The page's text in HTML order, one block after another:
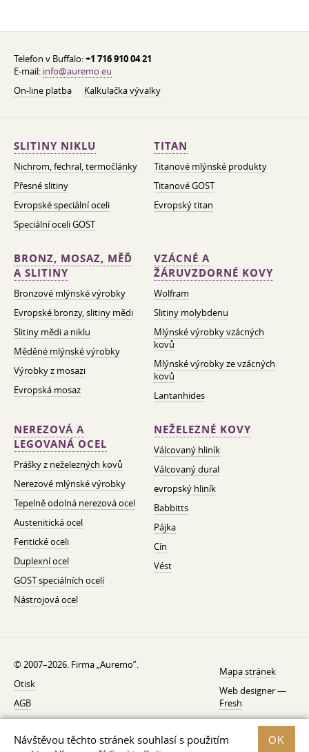
Návštěvou těchto stránek souhlasí s použitím
OK
Telefon v Buffalo:+1 716 910 04 21
E-mail: info@auremo.eu
On-line platba
Kalkulačka vývalky
SLITINY NIKLU
Nichrom, fechral, termočlánky
Přesné slitiny
Evropské speciální oceli
Speciální oceli GOST
TITAN
Titanové mlýnské produkty
Titanové GOST
Evropský titan
BRONZ, MOSAZ, MĚĎ
A SLITINY
Bronzové mlýnské výrobky
Evropské bronzy, slitiny mědi
Slitiny mědi a niklu
Měděné mlýnské výrobky
Výrobky z mosazi
Evropská mosaz
VZÁCNÉ A
ŽÁRUVZDORNÉ KOVY
Wolfram
Slitiny molybdenu
Mlýnské výrobky vzácných
kovů
Mlýnské výrobky ze vzácných
kovů
Lantanhides
NEREZOVÁ A
LEGOVANÁ OCEL
Prášky z neželezných kovů
Nerezové mlýnské výrobky
Tepelně odolná nerezová ocel
Austenitická ocel
Feritické oceli
Duplexní ocel
GOST speciálních ocelí
Nástrojová ocel
NEŽELEZNÉ KOVY
Válcovaný hliník
Válcovaný dural
evropský hliník
Babbitts
Pájka
Cín
Vést
© 2007–2026. Firma „Auremo”.
Otisk
AGB
O nás
Zásady ochrany osobních údajů
Mapa stránek
Web designer —
Fresh